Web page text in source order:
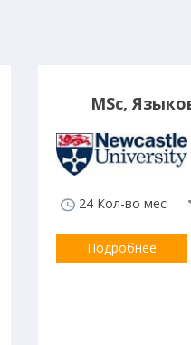
MSc,
24 Кол-во мес
Подробнее